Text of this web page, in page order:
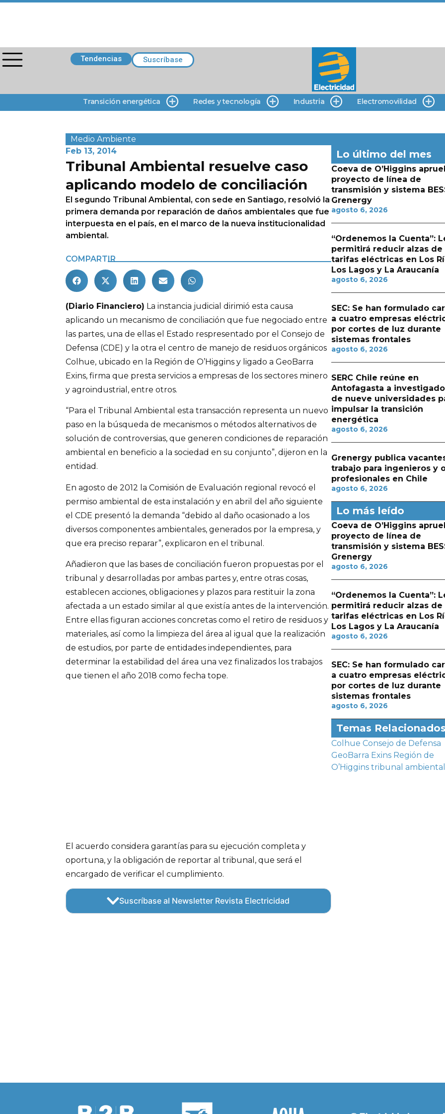
Tendencias Suscríbase
Transición energética Redes y tecnología Industria Electromovilidad
Medio Ambiente
Feb 13, 2014
Tribunal Ambiental resuelve caso
aplicando modelo de conciliación
El segundo Tribunal Ambiental, con sede en Santiago, resolvió la
primera demanda por reparación de daños ambientales que fue
interpuesta en el país, en el marco de la nueva institucionalidad
ambiental.
COMPARTIR
(Diario Financiero) La instancia judicial dirimió esta causa
aplicando un mecanismo de conciliación que fue negociado entre
las partes, una de ellas el Estado respresentado por el Consejo de
Defensa (CDE) y la otra el centro de manejo de residuos orgánicos
Colhue, ubicado en la Región de O’Higgins y ligado a GeoBarra
Exins, firma que presta servicios a empresas de los sectores minero
y agroindustrial, entre otros.
“Para el Tribunal Ambiental esta transacción representa un nuevo
paso en la búsqueda de mecanismos o métodos alternativos de
solución de controversias, que generen condiciones de reparación
ambiental en beneficio a la sociedad en su conjunto”, dijeron en la
entidad.
En agosto de 2012 la Comisión de Evaluación regional revocó el
permiso ambiental de esta instalación y en abril del año siguiente
el CDE presentó la demanda “debido al daño ocasionado a los
diversos componentes ambientales, generados por la empresa, y
que era preciso reparar”, explicaron en el tribunal.
Añadieron que las bases de conciliación fueron propuestas por el
tribunal y desarrolladas por ambas partes y, entre otras cosas,
establecen acciones, obligaciones y plazos para restituir la zona
afectada a un estado similar al que existía antes de la intervención.
Entre ellas figuran acciones concretas como el retiro de residuos y
materiales, así como la limpieza del área al igual que la realización
de estudios, por parte de entidades independientes, para
determinar la estabilidad del área una vez finalizados los trabajos
que tienen el año 2018 como fecha tope.
El acuerdo considera garantías para su ejecución completa y
oportuna, y la obligación de reportar al tribunal, que será el
encargado de verificar el cumplimiento.
Suscríbase al Newsletter Revista Electricidad
Lo último del mes
Coeva de O’Higgins
proyecto de línea de
transmisión y sistema
Grenergy
agosto 6, 2026
“Ordenemos la Cuenta”:
permitirá reducir alzas de
tarifas eléctricas en Los
Los Lagos y La Araucanía
agosto 6, 2026
SEC: Se han formulado
a cuatro empresas
por cortes de luz durante
sistemas frontales
agosto 6, 2026
SERC Chile reúne en
Antofagasta a
de nueve universidades
impulsar la transición
energética
agosto 6, 2026
Grenergy publica
trabajo para ingenieros y
profesionales en Chile
agosto 6, 2026
Lo más leído
Coeva de O’Higgins
proyecto de línea de
transmisión y sistema
Grenergy
agosto 6, 2026
“Ordenemos la Cuenta”:
permitirá reducir alzas de
tarifas eléctricas en Los
Los Lagos y La Araucanía
agosto 6, 2026
SEC: Se han formulado
a cuatro empresas
por cortes de luz durante
sistemas frontales
agosto 6, 2026
Temas Relacionados
Colhue Consejo de Defensa
GeoBarra Exins Región de
O’Higgins tribunal ambiental